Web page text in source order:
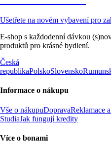
Ušetřete na novém vybavení pro
E-shop s každodenní dávkou
produktů pro krásné bydlení.
Česká
republikaPolskoSlovensko
Informace o nákupu
Vše o nákupuDopravaReklamace
StudiaJak fungují kredity
Více o bonami